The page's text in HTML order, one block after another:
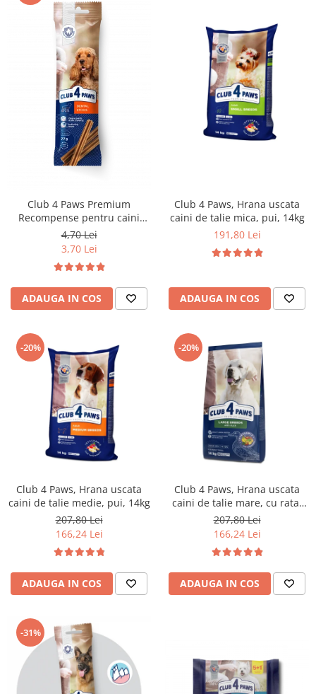
Club 4 Paws Premium
Recompense pentru caini
Dental Stick, 77g
4,70 Lei
3,70 Lei
ADAUGA IN COS
Club 4 Paws, Hrana uscata
caini de talie mica, pui, 14kg
191,80 Lei
ADAUGA IN COS
-20%
Club 4 Paws, Hrana uscata
caini de talie medie, pui, 14kg
207,80 Lei
166,24 Lei
ADAUGA IN COS
-20%
Club 4 Paws, Hrana uscata
caini de talie mare, cu rata,
14kg
207,80 Lei
166,24 Lei
ADAUGA IN COS
-31%